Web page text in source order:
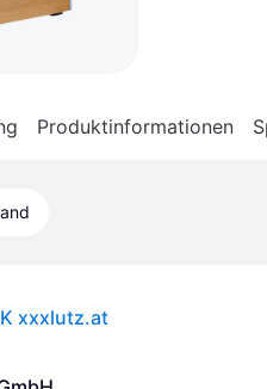
Produktinformationen
xxxlutz.at